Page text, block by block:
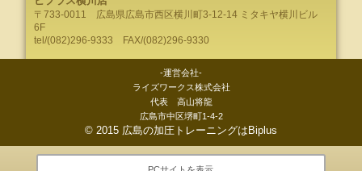
〒733-0011 広島県広島市西区横川町3-12-14 ミタキヤ横川ビル
6F
tel/(082)296-9333 FAX/(082)296-9330
-運営会社-
ライズワークス株式会社
代表 高山将龍
広島市中区堺町1-4-2
© 2015 広島の加圧トレーニングはBiplus